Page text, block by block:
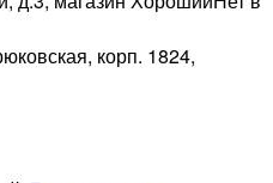
корп. 1824,